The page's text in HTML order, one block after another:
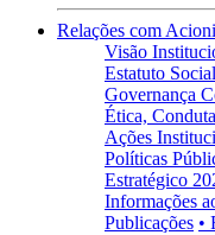
Relações com
Visão
Estatuto Social
Governança
Ética,
Ações
Políticas
Estratégico
Informações
Publicações •